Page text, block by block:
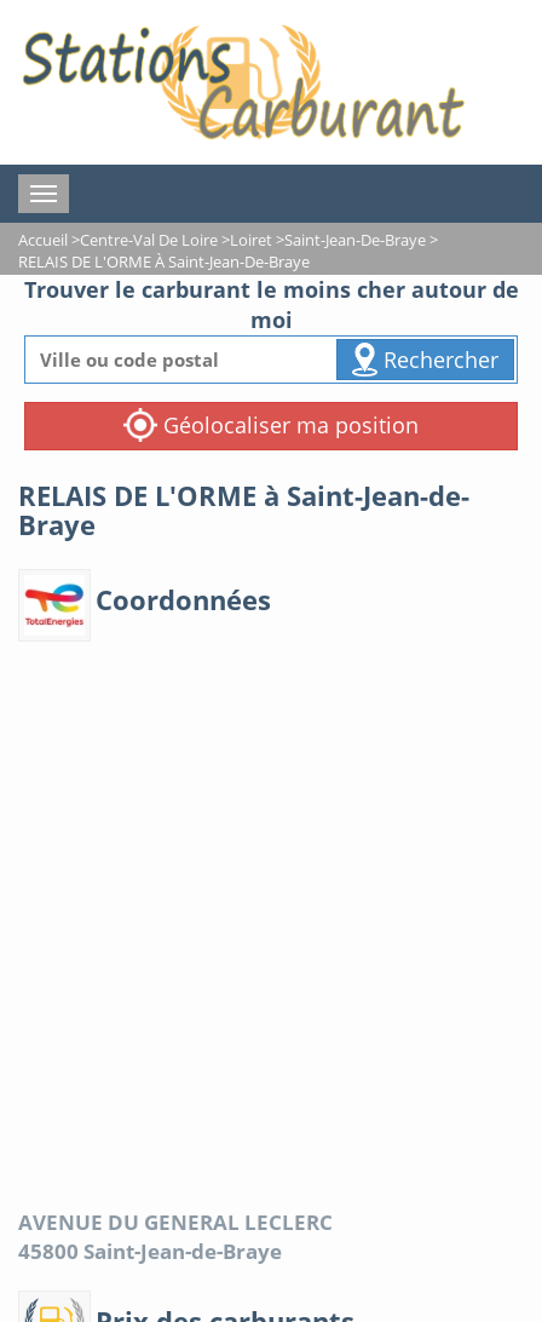
Toggle
navigation
Accueil >Centre-Val De Loire>Loiret >Saint-Jean-De-Braye>
RELAIS DE L'ORME À Saint-Jean-De-Braye
Trouver le carburant le moins cher autour de
moi
Rechercher
Géolocaliser ma position
RELAIS DE L'ORME à Saint-Jean-de-
Braye
Coordonnées
AVENUE DU GENERAL LECLERC
45800 Saint-Jean-de-Braye